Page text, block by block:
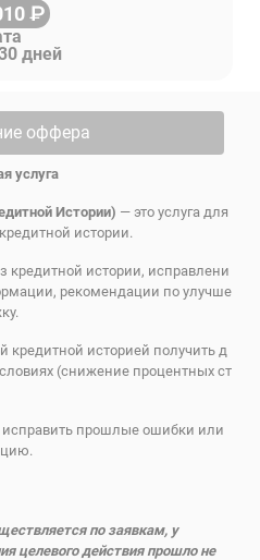
дней
оффера
услуга
Истории) — это услуга для
истории.
истории, исправлени
рекомендации по улучше
кредитной историей получить д
(снижение процентных ст
исправить прошлые ошибки или
по заявкам, у
целевого действия прошло не